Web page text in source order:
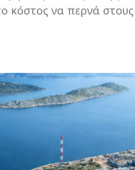
κόστος να περνά